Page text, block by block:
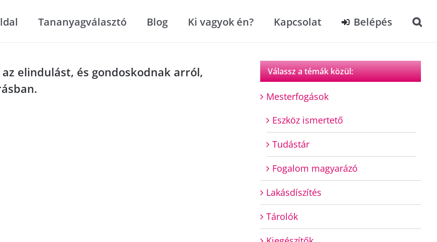
Tananyagválasztó Blog Ki vagyok én? Kapcsolat Belépés
elindulást, és gondoskodnak arról,
Válassz a témák közül:
Mesterfogások
Eszköz ismertető
Tudástár
Fogalom magyarázó
Lakásdíszítés
Tárolók